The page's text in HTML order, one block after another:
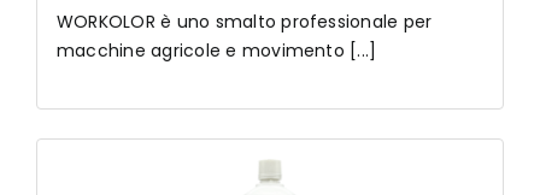
WORKOLOR è uno smalto professionale per
macchine agricole e movimento [...]